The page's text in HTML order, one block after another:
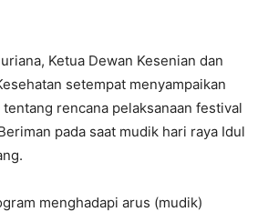
Ketua Dewan Kesenian dan
setempat menyampaikan
tentang rencana pelaksanaan festival
pada saat mudik hari raya Idul
menghadapi arus (mudik)